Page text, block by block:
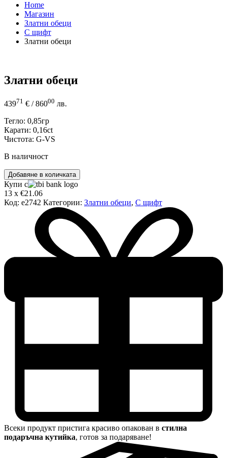
Home
Магазин
Златни обеци
С щифт
Златни обеци
Златни обеци
43971 € / 86000 лв.
Тегло: 0,85гр
Карати: 0,16ct
Чистота: G-VS
В наличност
количество
за
Златни
обеци
Добавяне в количката
Купи с
13 x €21.06
Код: e2742 Категории: Златни обеци, С щифт
Всеки продукт пристига красиво опакован в стилна
подаръчна кутийка, готов за подаряване!